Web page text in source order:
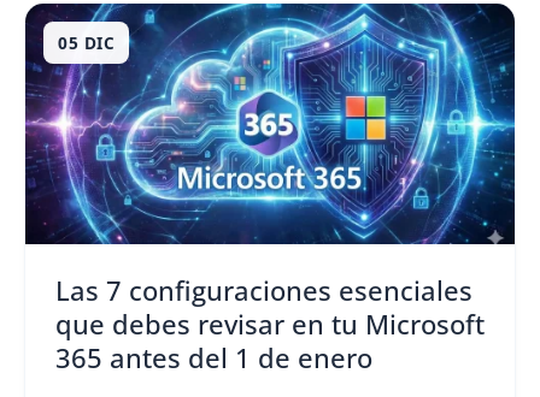
05 DIC
Las 7 configuraciones esenciales
que debes revisar en tu Microsoft
365 antes del 1 de enero